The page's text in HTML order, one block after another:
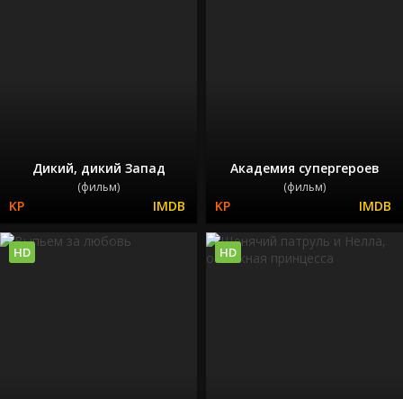
Дикий, дикий Запад
(фильм)
Академия супергероев
(фильм)
HD HD